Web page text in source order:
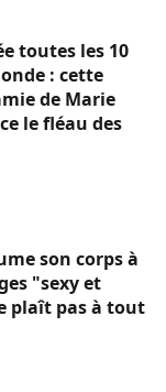
toutes les 10
: cette
de Marie
le fléau des
son corps à
"sexy et
plaît pas à tout